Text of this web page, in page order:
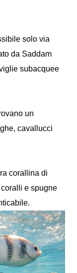
solo via
da Saddam
subacquee
un
cavallucci
corallina di
e spugne